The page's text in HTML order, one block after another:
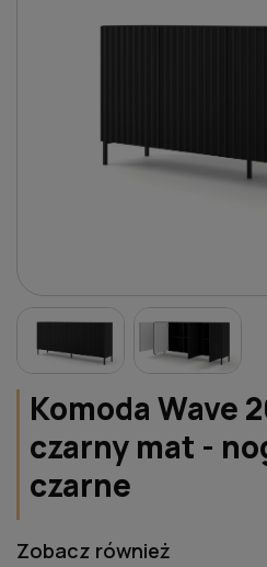
Komoda Wave
czarny mat -
czarne
Zobacz również